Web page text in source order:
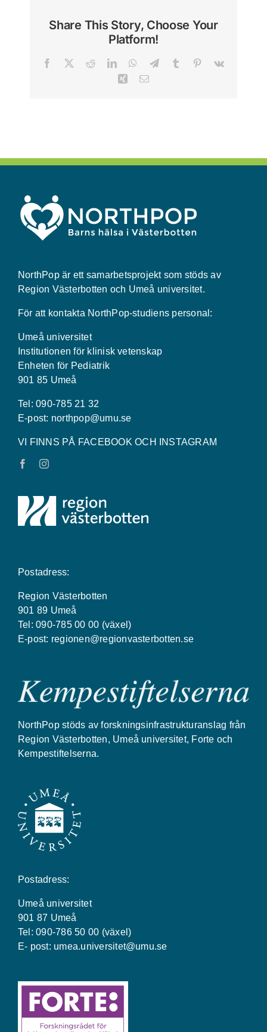
Share This Story, Choose Your
Platform!
Facebook RedditLinkedInWhatsApp
TelegramTumblr Pinterest
Vk
Xing Email
NorthPop är ett samarbetsprojekt som stöds av
Region Västerbotten och Umeå universitet.
För att kontakta NorthPop-studiens personal:
Umeå universitet
Institutionen för klinisk vetenskap
Enheten för Pediatrik
901 85 Umeå
Tel: 090-785 21 32
E-post: northpop@umu.se
VI FINNS PÅ FACEBOOK OCH INSTAGRAM
Postadress:
Region Västerbotten
901 89 Umeå
Tel: 090-785 00 00 (växel)
E-post: regionen@regionvasterbotten.se
NorthPop stöds av forskningsinfrastrukturanslag från
Region Västerbotten, Umeå universitet, Forte och
Kempestiftelserna.
Postadress:
Umeå universitet
901 87 Umeå
Tel: 090-786 50 00 (växel)
E- post: umea.universitet@umu.se